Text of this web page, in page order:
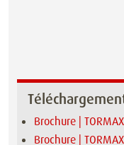
Brochure |
Brochure |